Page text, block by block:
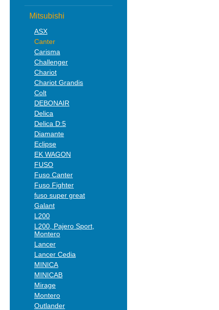
Mitsubishi
ASX
Canter
Carisma
Challenger
Chariot
Chariot Grandis
Colt
DEBONAIR
Delica
Delica D:5
Diamante
Eclipse
EK WAGON
FUSO
Fuso Canter
Fuso Fighter
fuso super great
Galant
L200
L200, Pajero Sport,
Montero
Lancer
Lancer Cedia
MINICA
MINICAB
Mirage
Montero
Outlander